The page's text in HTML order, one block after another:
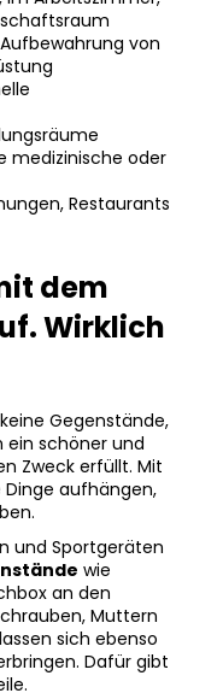
von
medizinische oder
Restaurants
dem
Wirklich
Gegenstände,
ein schöner und
Zweck erfüllt. Mit
Dinge aufhängen,
und Sportgeräten
wie
an den
Muttern
sich ebenso
Dafür gibt